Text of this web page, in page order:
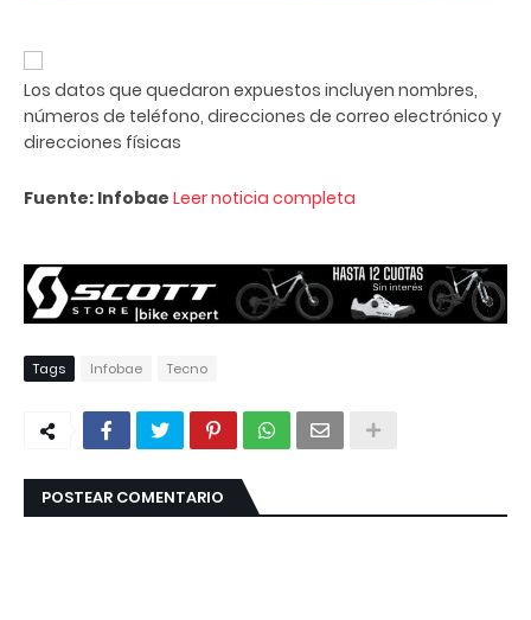
Los datos que quedaron expuestos incluyen nombres,
números de teléfono, direcciones de correo electrónico y
direcciones físicas
Fuente: Infobae Leer noticia completa
Tags Infobae Tecno
POSTEAR COMENTARIO